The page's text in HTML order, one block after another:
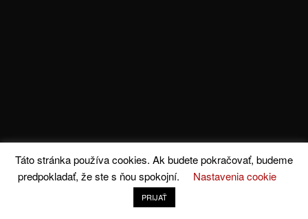
Táto stránka používa cookies. Ak budete pokračovať, budeme
predpokladať, že ste s ňou spokojní.
Nastavenia cookie
PRIJAŤ